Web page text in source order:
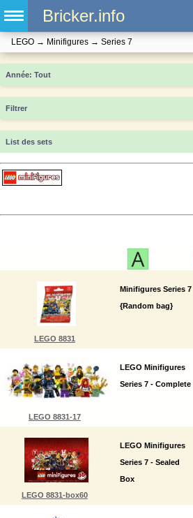
Bricker.info
LEGO → Minifigures → Series 7
Année
Filtrer
List des sets
LEGO 8831
Minifigures Series 7
{Random bag}
LEGO 8831-17
LEGO Minifigures
Series 7 - Complete
LEGO 8831-box60
LEGO Minifigures
Series 7 - Sealed
Box